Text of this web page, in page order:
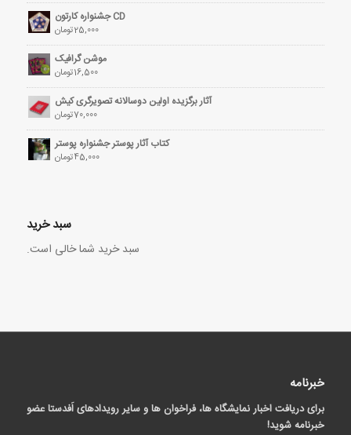
CD جشنواره کارتون
25,000تومان
موشن گرافیک
16,500تومان
آثار برگزیده اولین دوسالانه تصویرگری کیش
70,000تومان
کتاب آثار پوستر جشنواره پوستر
45,000تومان
سبد خرید
سبد خرید شما خالی است.
خبرنامه
برای دریافت اخبار نمایشگاه ها، فراخوان ها و سایر رویدادهای اَفدستا عضو
خبرنامه شوید!